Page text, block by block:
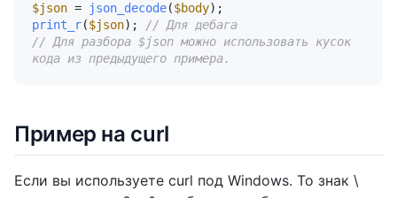
$json = json_decode($body
print_r($json);
// Для дебага
// Для разбора $json можно использовать кусок
кода из предыдущего примера.
Пример на curl
Если вы используете curl под Windows. То знак \